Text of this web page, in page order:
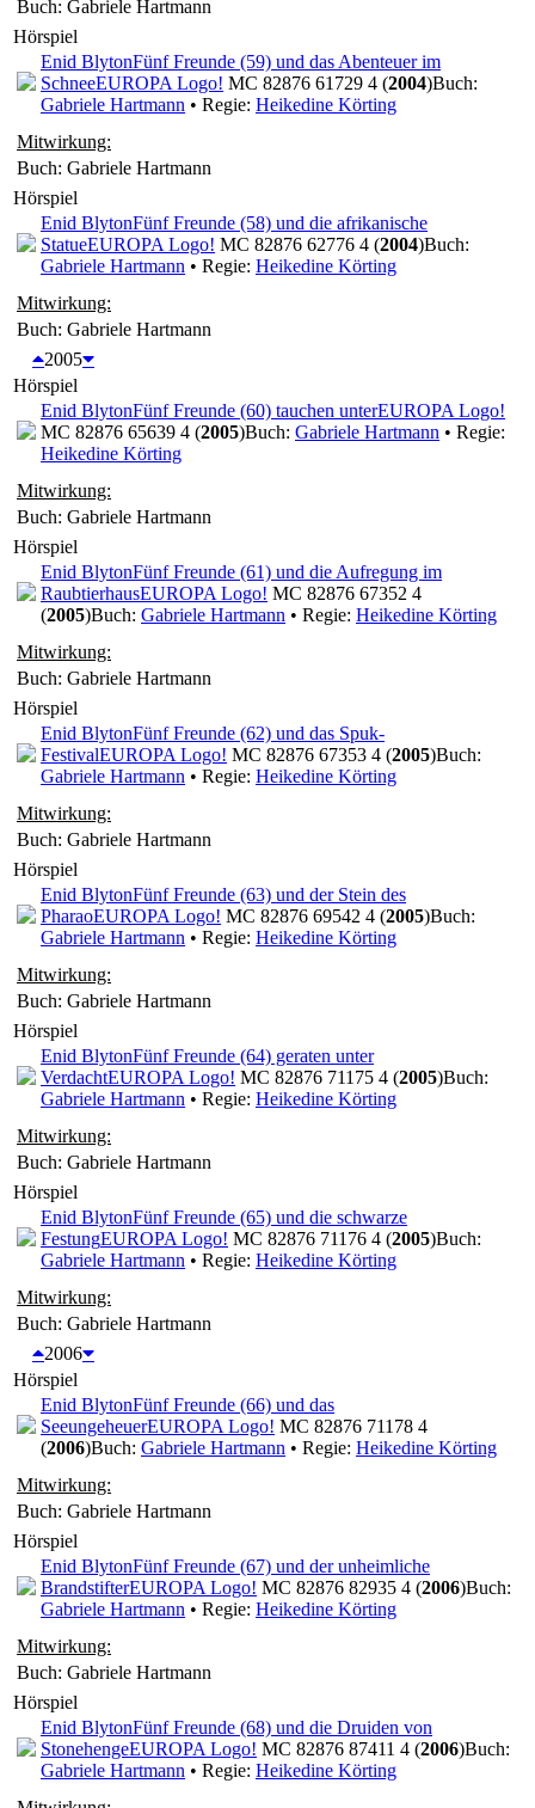
Buch: Gabriele Hartmann
Hörspiel
Enid BlytonFünf Freunde (59) und das Abenteuer im
SchneeEUROPA Logo! MC 82876 61729 4 (2004)Buch:
Gabriele Hartmann • Regie: Heikedine Körting
Mitwirkung:
Buch: Gabriele Hartmann
Hörspiel
Enid BlytonFünf Freunde (58) und die afrikanische
StatueEUROPA Logo! MC 82876 62776 4 (2004)Buch:
Gabriele Hartmann • Regie: Heikedine Körting
Mitwirkung:
Buch: Gabriele Hartmann
2005
Hörspiel
Enid BlytonFünf Freunde (60) tauchen unterEUROPA Logo!
MC 82876 65639 4 (2005)Buch: Gabriele Hartmann • Regie:
Heikedine Körting
Mitwirkung:
Buch: Gabriele Hartmann
Hörspiel
Enid BlytonFünf Freunde (61) und die Aufregung im
RaubtierhausEUROPA Logo! MC 82876 67352 4
(2005)Buch: Gabriele Hartmann • Regie: Heikedine Körting
Mitwirkung:
Buch: Gabriele Hartmann
Hörspiel
Enid BlytonFünf Freunde (62) und das Spuk-
FestivalEUROPA Logo! MC 82876 67353 4 (2005)Buch:
Gabriele Hartmann • Regie: Heikedine Körting
Mitwirkung:
Buch: Gabriele Hartmann
Hörspiel
Enid BlytonFünf Freunde (63) und der Stein des
PharaoEUROPA Logo! MC 82876 69542 4 (2005)Buch:
Gabriele Hartmann • Regie: Heikedine Körting
Mitwirkung:
Buch: Gabriele Hartmann
Hörspiel
Enid BlytonFünf Freunde (64) geraten unter
VerdachtEUROPA Logo! MC 82876 71175 4 (2005)Buch:
Gabriele Hartmann • Regie: Heikedine Körting
Mitwirkung:
Buch: Gabriele Hartmann
Hörspiel
Enid BlytonFünf Freunde (65) und die schwarze
FestungEUROPA Logo! MC 82876 71176 4 (2005)Buch:
Gabriele Hartmann • Regie: Heikedine Körting
Mitwirkung:
Buch: Gabriele Hartmann
2006
Hörspiel
Enid BlytonFünf Freunde (66) und das
SeeungeheuerEUROPA Logo! MC 82876 71178 4
(2006)Buch: Gabriele Hartmann • Regie: Heikedine Körting
Mitwirkung:
Buch: Gabriele Hartmann
Hörspiel
Enid BlytonFünf Freunde (67) und der unheimliche
BrandstifterEUROPA Logo! MC 82876 82935 4 (2006)Buch:
Gabriele Hartmann • Regie: Heikedine Körting
Mitwirkung:
Buch: Gabriele Hartmann
Hörspiel
Enid BlytonFünf Freunde (68) und die Druiden von
StonehengeEUROPA Logo! MC 82876 87411 4 (2006)Buch:
Gabriele Hartmann • Regie: Heikedine Körting